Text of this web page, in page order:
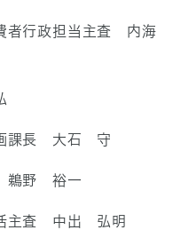
者行政担当主査 内海
画課長 大石 守
鵜野 裕一
主査 中出 弘明